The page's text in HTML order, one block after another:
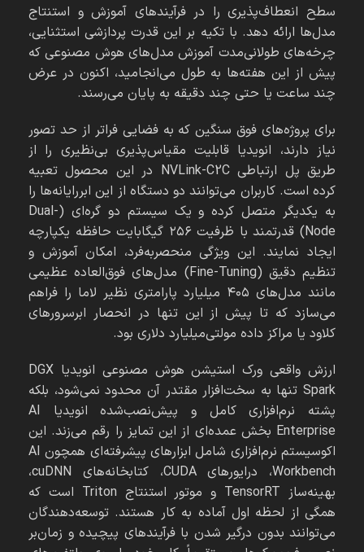
سطح انعطاف‌پذیری را در فرآیندهای آموزش و استنتاج
مدل‌ها ارائه دهد. با تکیه بر این قدرت پردازشی استثنایی،
چرخه‌های طولانی‌مدت آموزش مدل‌های هوش مصنوعی که
پیش از این هفته‌ها به طول می‌انجامید، اکنون در عرض
چند ساعت یا حتی چند دقیقه به پایان می‌رسند.
برای پروژه‌های فوق سنگین که به فضایی فراتر از حد تصور
نیاز دارند، انویدیا قابلیت مقیاس‌پذیری بی‌نظیری را از
طریق پل ارتباطی NVLink-C2C در این محصول تعبیه
کرده است. کاربران می‌توانند دو دستگاه از این ابررایانه‌ها را
به یکدیگر متصل کرده و یک سیستم دو گره‌ای (Dual-
Node) قدرتمند با ظرفیت ۲۵۶ گیگابایت حافظه یکپارچه
ایجاد نمایند. این ویژگی منحصربه‌فرد، امکان آموزش و
تنظیم دقیق (Fine-Tuning) مدل‌های فوق‌العاده عظیمی
مانند مدل‌های ۴۰۵ میلیارد پارامتری نظیر لاما را فراهم
می‌سازد که تا پیش از این تنها در انحصار ابرسرورهای
کلاود یا مراکز داده مولتی‌میلیارد دلاری بود.
ارزش واقعی ورک استیشن هوش مصنوعی انویدیا DGX
Spark تنها به سخت‌افزار مقتدر آن محدود نمی‌شود، بلکه
پشته نرم‌افزاری کامل و پیش‌نصب‌شده انویدیا AI
Enterprise بخش عمده‌ای از این تمایز را رقم می‌زند. این
اکوسیستم نرم‌افزاری شامل ابزارهای پیشرفته‌ای همچون AI
Workbench، درایورهای CUDA، کتابخانه‌های cuDNN،
بهینه‌ساز TensorRT و موتور استنتاج Triton است که
همگی از لحظه اول آماده به کار هستند. توسعه‌دهندگان
می‌توانند بدون درگیر شدن با فرآیندهای پیچیده و زمان‌بر